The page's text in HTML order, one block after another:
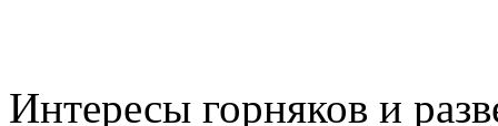
Интересы горняков и